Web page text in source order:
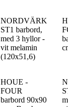
NORDVÄRK
ST1 barbord,
med 3 hyllor -
vit melamin
(120x51,6)
HOUE -
FOUR
barbord 90x90